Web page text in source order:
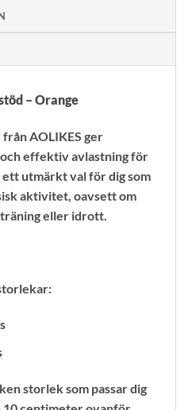
– Orange
AOLIKES ger
effektiv avlastning för
utmärkt val för dig som
aktivitet, oavsett om
eller idrott.
storlek som passar dig